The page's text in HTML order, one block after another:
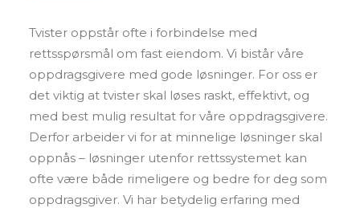
Tvister oppstår ofte i forbindelse med
rettsspørsmål om fast eiendom. Vi bistår våre
oppdragsgivere med gode løsninger. For oss er
det viktig at tvister skal løses raskt, effektivt, og
med best mulig resultat for våre oppdragsgivere.
Derfor arbeider vi for at minnelige løsninger skal
oppnås – løsninger utenfor rettssystemet kan
ofte være både rimeligere og bedre for deg som
oppdragsgiver. Vi har betydelig erfaring med